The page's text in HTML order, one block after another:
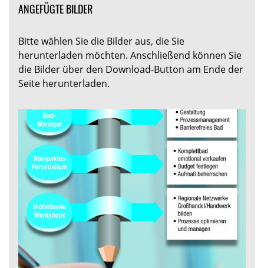
ANGEFÜGTE BILDER
Bitte wählen Sie die Bilder aus, die Sie
herunterladen möchten. Anschließend können Sie
die Bilder über den Download-Button am Ende der
Seite herunterladen.